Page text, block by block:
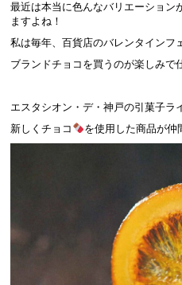
最近は本当に色んなバリエーション
ますよね！
私は毎年、百貨店のバレンタインフ
ブランドチョコを買うのが楽しみで
エスタシオン・デ・神戸の引菓子ラ
新しくチョコ
を使用した商品が仲